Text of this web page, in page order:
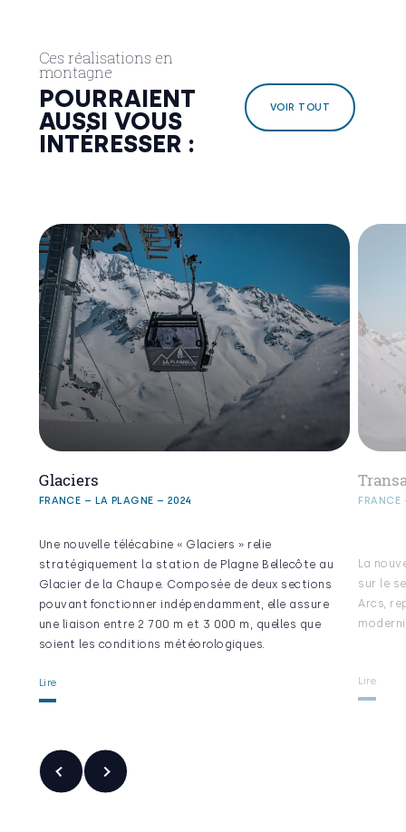
Ces réalisations en
montagne
POURRAIENT
AUSSI VOUS
INTÉRESSER :
VOIR TOUT
Glaciers
FRANCE – LA PLAGNE – 2024
Une nouvelle télécabine « Glaciers » relie
stratégiquement la station de Plagne Bellecôte au
Glacier de la Chaupe. Composée de deux sections
pouvant fonctionner indépendamment, elle assure
une liaison entre 2 700 m et 3 000 m, quelles que
soient les conditions météorologiques.
Lire
FRANCE
La
sur le
Arcs,
Lire